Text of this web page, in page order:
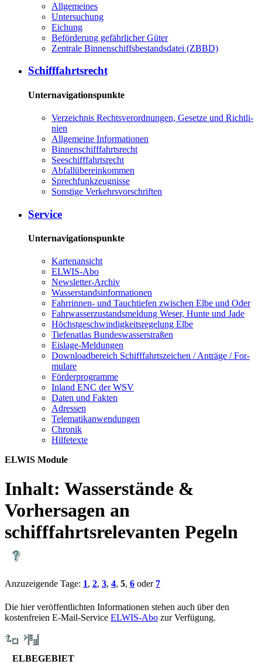
All­ge­mei­nes
Un­ter­su­chung
Ei­chung
Be­för­de­rung ge­fähr­li­cher Gü­ter
Zen­tra­le Bin­nen­schiffs­be­stands­da­tei (ZBBD)
Schiff­fahrts­recht
Unternavigationspunkte
Ver­zeich­nis Rechts­ver­ord­nun­gen, Ge­set­ze und Richt­li­
ni­en
All­ge­mei­ne In­for­ma­tio­nen
Bin­nen­schiff­fahrts­recht
See­schiff­fahrts­recht
Ab­fall­über­ein­kom­men
Sprech­funk­zeug­nis­se
Sons­ti­ge Ver­kehrs­vor­schrif­ten
Ser­vice
Unternavigationspunkte
Kar­ten­an­sicht
EL­WIS-​Abo
Newslet­ter-​Ar­chiv
Was­ser­stands­in­for­ma­tio­nen
Fahr­rin­nen-​ und Tauch­tie­fen zwi­schen El­be und Oder
Fahr­was­ser­zu­stands­mel­dung We­ser, Hun­te und Ja­de
Höchst­ge­schwin­dig­keits­re­ge­lung El­be
Tie­fe­n­at­las Bun­des­was­ser­stra­ßen
Eis­la­ge-​Mel­dun­gen
Dow­n­load­be­reich Schiff­fahrts­zei­chen / An­trä­ge / For­
mu­la­re
För­der­pro­gram­me
In­land ENC der WSV
Da­ten und Fak­ten
Adres­sen
Te­le­ma­ti­kan­wen­dun­gen
Chro­nik
Hil­fe­tex­te
ELWIS Module
Inhalt: Wasserstände &
Vorhersagen an
schifffahrtsrelevanten Pegeln
Anzuzeigende Tage: 1, 2, 3, 4, 5, 6 oder 7
Die hier veröffentlichten Informationen stehen auch über den
kostenfreien E-Mail-Service ELWIS-Abo zur Verfügung.
ELBEGEBIET